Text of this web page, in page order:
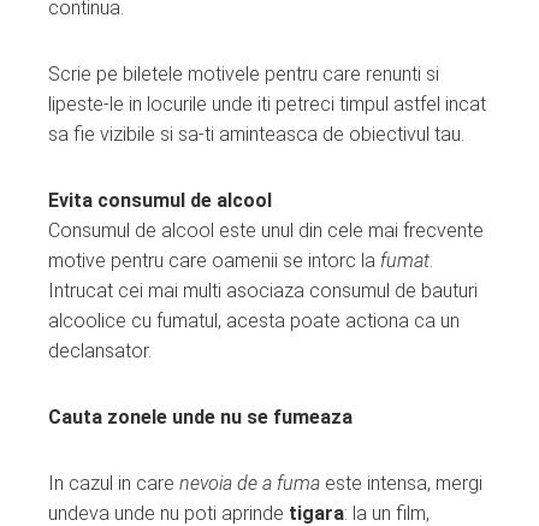
continua.
Scrie pe biletele motivele pentru care renunti si
lipeste-le in locurile unde iti petreci timpul astfel incat
sa fie vizibile si sa-ti aminteasca de obiectivul tau.
Evita consumul de alcool
Consumul de alcool este unul din cele mai frecvente
motive pentru care oamenii se intorc la fumat.
Intrucat cei mai multi asociaza consumul de bauturi
alcoolice cu fumatul, acesta poate actiona ca un
declansator.
Cauta zonele unde nu se fumeaza
In cazul in care nevoia de a fuma este intensa, mergi
undeva unde nu poti aprinde tigara: la un film,